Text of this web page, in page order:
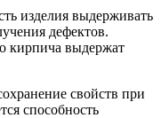
изделия выдерживать
дефектов.
кирпича выдержат
свойств при
способность